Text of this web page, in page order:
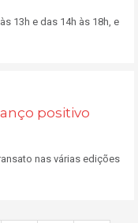
13h e das 14h às 18h, e
positivo
nas várias edições